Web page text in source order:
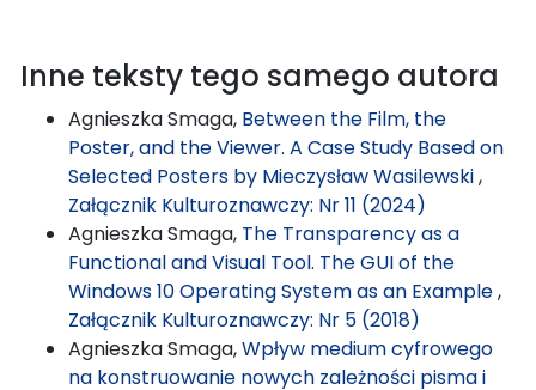
Inne teksty tego samego autora
Agnieszka Smaga, Between the Film, the
Poster, and the Viewer. A Case Study Based on
Selected Posters by Mieczysław Wasilewski,
Załącznik Kulturoznawczy: Nr 11 (2024)
Agnieszka Smaga, The Transparency as a
Functional and Visual Tool. The GUI of the
Windows 10 Operating System as an Example,
Załącznik Kulturoznawczy: Nr 5 (2018)
Agnieszka Smaga,Wpływ medium cyfrowego
na konstruowanie nowych zależności pisma i